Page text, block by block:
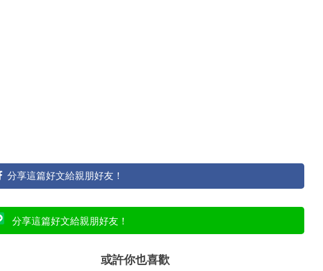
分享這篇好文給親朋好友！
分享這篇好文給親朋好友！
或許你也喜歡